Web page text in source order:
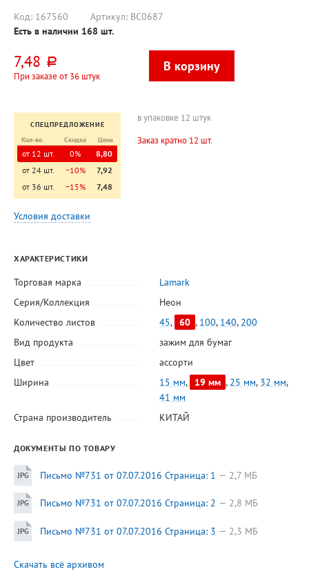
Код: 167560 Артикул: BC0687
Есть в наличии 168 шт.
7,48 руб.
При заказе от 36 штук
СПЕЦПРЕДЛОЖЕНИЕ
Кол-во
Скидка Цена
от 12 шт. 0%
8,80
от 24 шт.
−10%
7,92
от 36 шт.
−15% 7,48
в упаковке 12 штук
Заказ кратно 12 шт.
Условия доставки
ХАРАКТЕРИСТИКИ
Торговая марка
Lamark
Серия/Коллекция
Неон
Количество листов
45, 60 , 100, 140, 200
Вид продукта
зажим для бумаг
Цвет
ассорти
Ширина
15 мм, 19 мм , 25 мм, 32 мм,
41 мм
Страна производитель
КИТАЙ
ДОКУМЕНТЫ ПО ТОВАРУ
Письмо №731 от 07.07.2016 Страница: 1 2,7 МБ
Письмо №731 от 07.07.2016 Страница: 2 2,8 МБ
Письмо №731 от 07.07.2016 Страница: 3 2,3 МБ
Скачать всё архивом